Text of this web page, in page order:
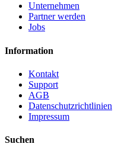
Unternehmen
Partner werden
Jobs
Information
Kontakt
Support
AGB
Datenschutzrichtlinien
Impressum
Suchen